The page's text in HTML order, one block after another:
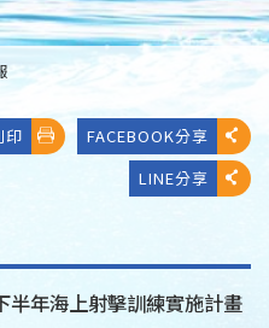
印
FACEBOOK分享
LINE分享
半年海上射擊訓練實施計畫